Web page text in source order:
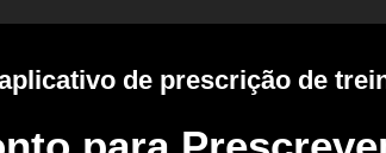
de prescrição de